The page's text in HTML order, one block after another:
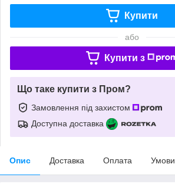
Купити
або
Купити з
Що таке купити з Пром?
Замовлення під захистом
Доступна доставка
Опис Доставка Оплата